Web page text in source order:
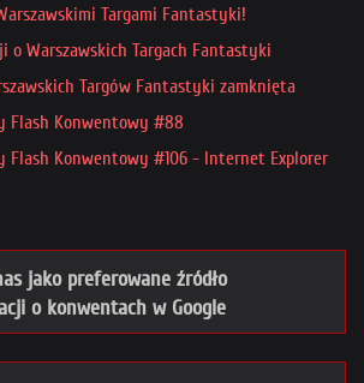
Targami Fantastyki!
o Warszawskich Targach Fantastyki
Targów Fantastyki zamknięta
Flash Konwentowy #88
Flash Konwentowy #106 - Internet Explorer
jako preferowane źródło
o konwentach w Google